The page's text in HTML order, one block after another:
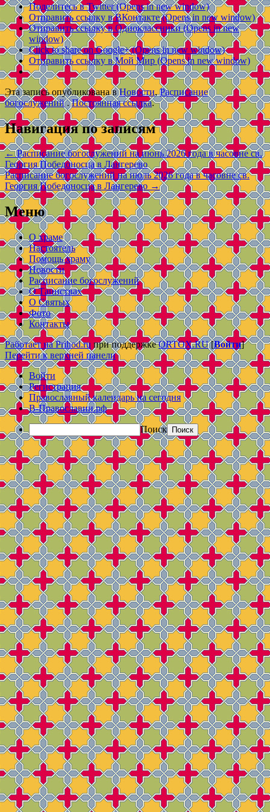
Поделитесь в Twitter (Opens in new window)
Отправить ссылку в ВКонтакте (Opens in new window)
Отправить ссылку в Одноклассники (Opens in new
window)
Click to share on Google+ (Opens in new window)
Отправить ссылку в Мой Мир (Opens in new window)
Эта запись опубликована вНовости,Расписание
богослужений.Постоянная ссылка.
Навигация по записям
←Расписание богослужений на июнь 2026 года в часовне св.
Георгия Победоносца в Лангерево
Расписание богослужений на июль 2026 года в часовне св.
Георгия Победоносца в Лангерево →
Меню
О храме
Настоятель
Помощь храму
Новости
Расписание богослужений
О Таинствах
О Святых
Фото
Контакты
Работает на Prihod.ruпри поддержкеORTOX.RU[Войти]
Перейти к верхней панели
Войти
Регистрация
Православный календарь на сегодня
В-Православии.рф
Поиск